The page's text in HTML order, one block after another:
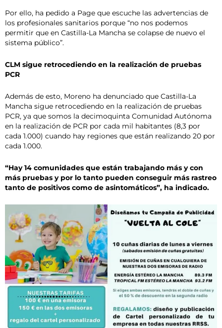
Por ello, ha pedido a Page que escuche las advertencias de
los profesionales sanitarios porque “no nos podemos
permitir que en Castilla-La Mancha se colapse de nuevo el
sistema público”.
CLM sigue retrocediendo en la realización de pruebas
PCR
Además de esto, Moreno ha denunciado que Castilla-La
Mancha sigue retrocediendo en la realización de pruebas
PCR, ya que somos la decimoquinta Comunidad Autónoma
en la realización de PCR por cada mil habitantes (8,3 por
cada 1.000) cuando hay regiones que están realizando 20 por
cada 1.000.
“Hay 14 comunidades que están trabajando más y con
más pruebas y por lo tanto pueden conseguir más rastreo
tanto de positivos como de asintomáticos”, ha indicado.